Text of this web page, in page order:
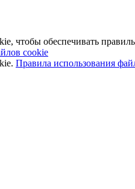
чтобы обеспечивать
cookie
Правила использования